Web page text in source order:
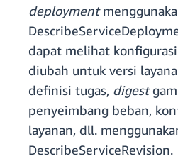
deployment
dapat melihat
diubah untuk versi
definisi tugas, digest
penyeimbang beban,
layanan, dll.
DescribeServiceRevision.